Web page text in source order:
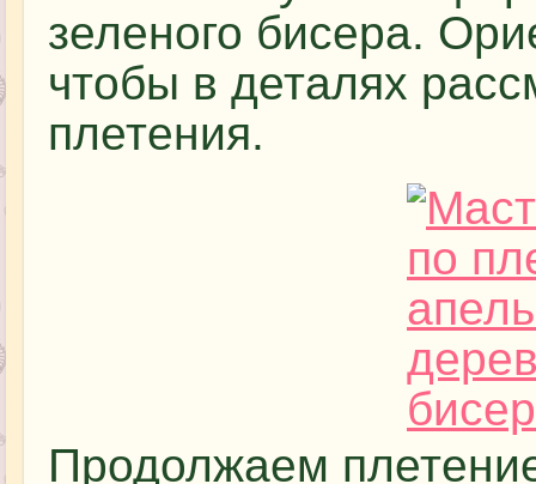
зеленого бисера.
чтобы в деталях
плетения.
Продолжаем